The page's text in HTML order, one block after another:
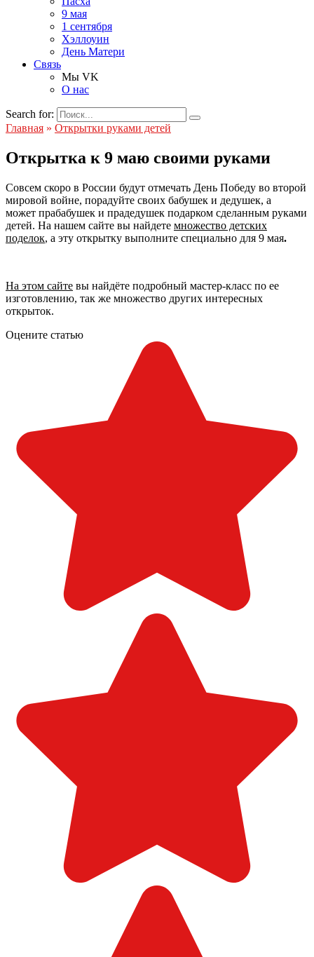
9 мая
1 сентября
Хэллоуин
День Матери
Связь
Мы VK
О нас
Search for:
Главная » Открытки руками детей
Открытка к 9 маю своими руками
Совсем скоро в России будут отмечать День Победу во второй
мировой войне, порадуйте своих бабушек и дедушек, а
может прабабушек и прадедушек подарком сделанным руками
детей. На нашем сайте вы найдете множество детских
поделок, а эту открытку выполните специально для 9 мая.
На этом сайте вы найдёте подробный мастер-класс по ее
изготовлению, так же множество других интересных
открыток.
Оцените статью